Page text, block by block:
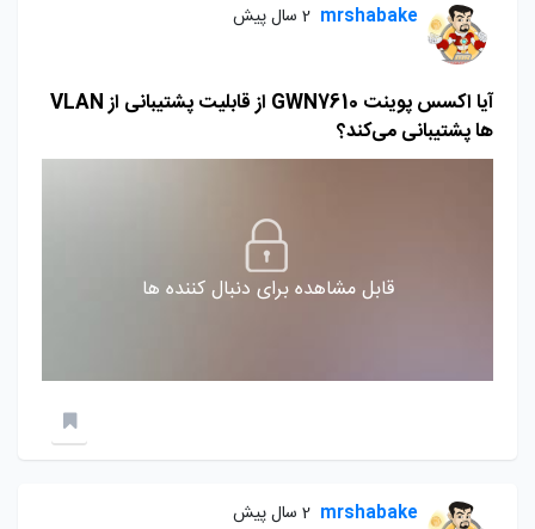
mrshabake 2 سال پیش
آیا اکسس پوینت GWN7610 از قابلیت پشتیبانی از VLAN
ها پشتیبانی می‌کند؟
قابل مشاهده برای دنبال کننده ها
mrshabake 2 سال پیش